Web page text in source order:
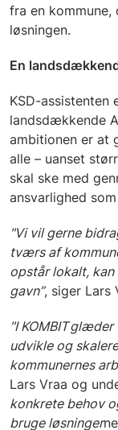
fra en
løsningen.
En
KSD-
landsdækkende
ambitionen er at
alle – uanset
skal ske med
ansvarlighed
"Vi vil gerne
tværs af
opstår lokalt,
gavn”, siger
"I KOMBIT
udvikle og
kommunernes
Lars Vraa og
konkrete behov
bruge løsninger